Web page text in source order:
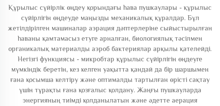
Құрылыс сүйірлік өңдеу қорындағы һава пушкаулары - құрылыс
сүйірлігін өңдеуде маңызды механикалық құралдар. Бұл
жетілдірілген машиналар аэрация дәптерлеріне сыйыстырылған
һаваны қамтамасыз етуге арналған, биологиялық тәсілмен
органикалық материалды аэроб бактериялар арқылы қателейді.
Негізгі функциясы - микробтар құрылыс сүйірлігін өңдеуге
мүмкіндік беретін, кез келген уақытта қандай да бір шаршымен
ғана қосымша келтіру және оптималды тартылған өрісті сақтау
үшін тұрақты ғана қозғалыс қолдану. Жаңғы пушкауларда
энергияның тиімді қолданылатын және әдетте аерация